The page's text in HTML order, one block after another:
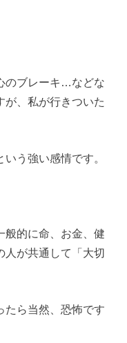
のブレーキ…などな
が、私が行きついた
う強い感情です。
般的に命、お金、健
人が共通して「大切
たら当然、恐怖です